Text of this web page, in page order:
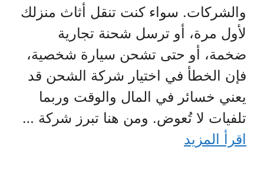
والشركات. سواء كنت تنقل أثاث منزلك
لأول مرة، أو ترسل شحنة تجارية
ضخمة، أو حتى تشحن سيارة شخصية،
فإن الخطأ في اختيار شركة الشحن قد
يعني خسائر في المال والوقت وربما
تلفيات لا تُعوض. ومن هنا تبرز شركة …
اقرأ المزيد